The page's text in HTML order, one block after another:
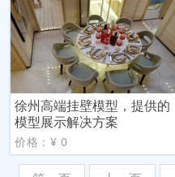
徐州高端挂壁模型，提供的
模型展示解决方案
价格：¥ 0